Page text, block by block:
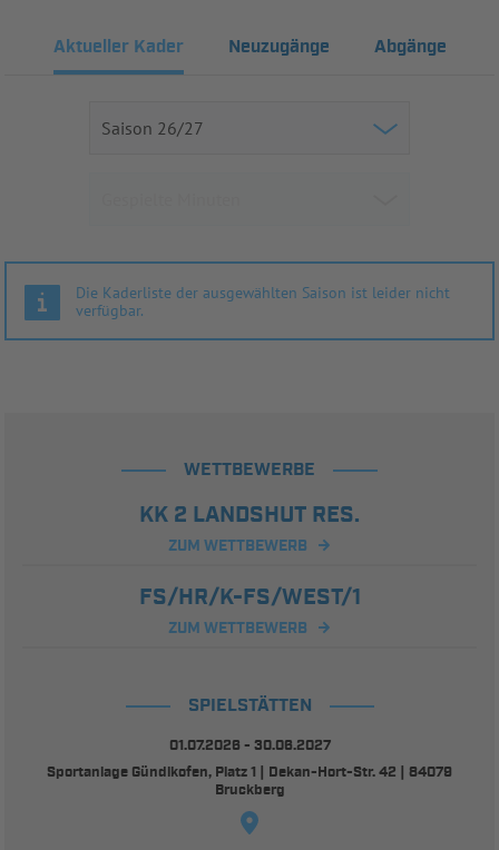
Aktueller Kader Neuzugänge Abgänge
Die Kaderliste der ausgewählten Saison ist leider nicht
verfügbar.
WETTBEWERBE
KK 2 LANDSHUT RES.
ZUM WETTBEWERB
FS/HR/K-FS/WEST/1
ZUM WETTBEWERB
SPIELSTÄTTEN
01.07.2026 - 30.06.2027
Sportanlage Gündlkofen, Platz 1 | Dekan-Hort-Str. 42 | 84079
Bruckberg